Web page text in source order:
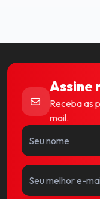
Assine
Receba as
mail.